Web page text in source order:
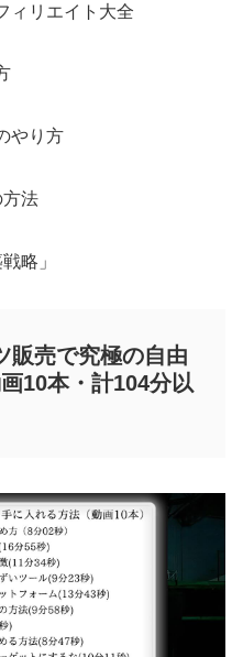
ィリエイト大全
やり方
法
略」
販売で究極の自由
10本・計104分以